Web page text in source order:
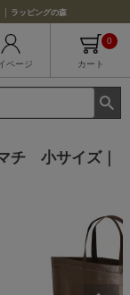
ラッピングの森
ページ カート
0
チ 小サイズ｜